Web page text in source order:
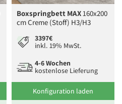
Boxspringbett MAX160x200
cm Creme (Stoff) H3/H3
3397€
inkl. 19% MwSt.
4-6 Wochen
kostenlose Lieferung
Konfiguration laden